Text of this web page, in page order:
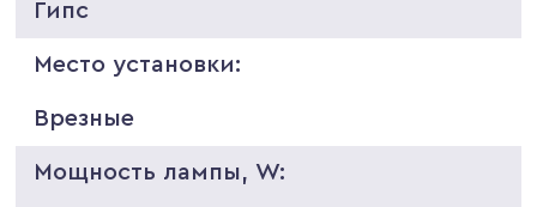
Гипс
Место установки:
Врезные
Мощность лампы, W: